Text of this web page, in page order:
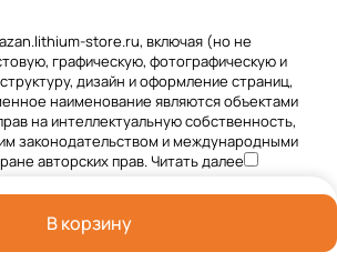
В корзину
store.ru, включая (но не
графическую, фотографическую и
дизайн и оформление страниц,
наименование являются объектами
на интеллектуальную собственность,
законодательством и международными
авторских прав.Читать далее